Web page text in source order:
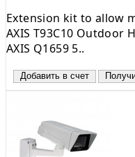
Extension kit to allow
AXIS T93C10 Outdoor
AXIS Q1659 5..
Добавить в счет